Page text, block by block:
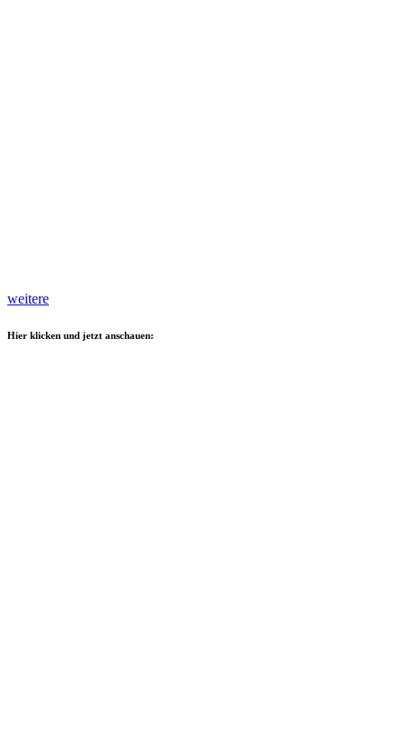
weitere
Hier klicken und jetzt anschauen: